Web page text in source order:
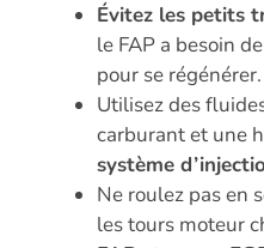
Évitez les petits
le FAP a besoin
pour se régénérer.
Utilisez des
carburant et une
système
Ne roulez pas en
les tours moteur